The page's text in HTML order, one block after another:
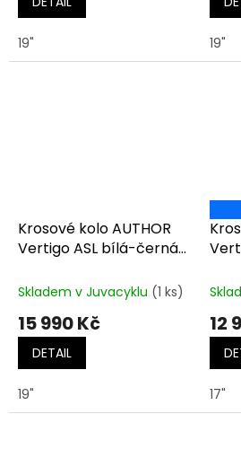
19" 19"
Krosové kolo AUTHOR
Vertigo ASL bílá-černá-
Skladem v Juvacyklu (1 ks)
15 990 Kč
DETAIL
19"
12
17"